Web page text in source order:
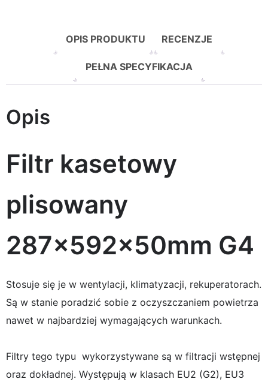
OPIS PRODUKTU RECENZJE
PEŁNA SPECYFIKACJA
Opis
Filtr kasetowy
plisowany
287x592x50mm G4
Stosuje się je w wentylacji, klimatyzacji, rekuperatorach.
Są w stanie poradzić sobie z oczyszczaniem powietrza
nawet w najbardziej wymagających warunkach.
Filtry tego typu wykorzystywane są w filtracji wstępnej
oraz dokładnej. Występują w klasach EU2 (G2), EU3